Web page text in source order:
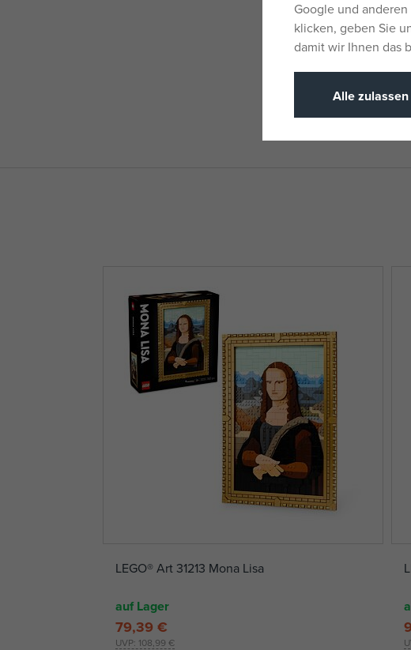
LEGO® Art 31213 Mona Lisa
auf Lager
UVP: 108,99 €
79,39 €
Google und
klicken, geben Sie
damit wir Ihnen das
Alle zulassen